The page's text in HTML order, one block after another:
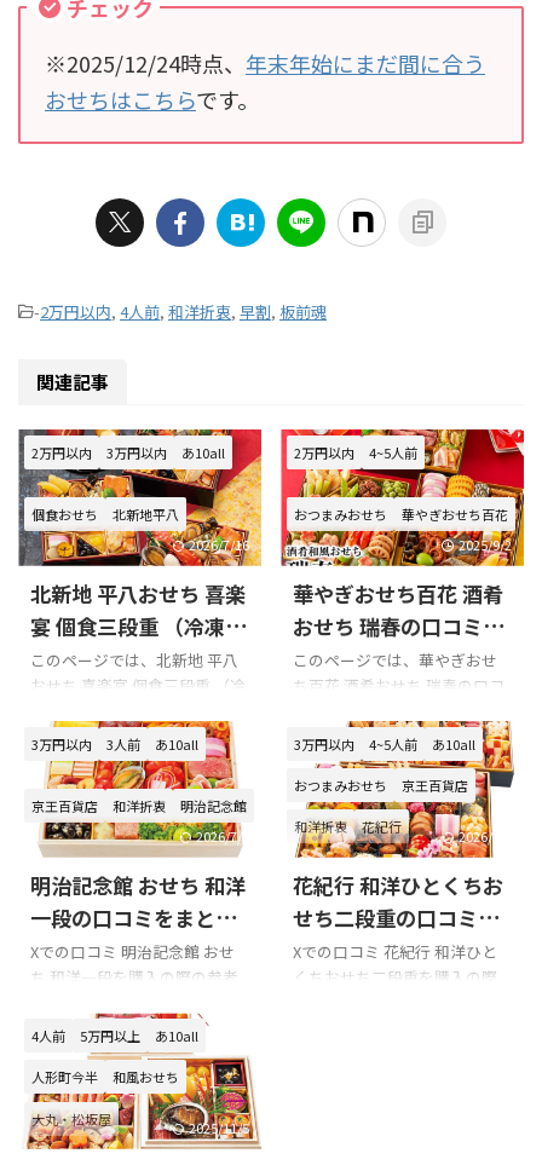
チェック
※2025/12/24時点、 年末年始にまだ間に合う
おせちはこちらです。
-2万円以内, 4人前, 和洋折衷, 早割, 板前魂
関連記事
2万円以内 3万円以内 あ10all
個食おせち
北新地平八
2026/7/16
北新地 平八おせち 喜楽
宴 個食三段重 （冷凍）
の口コミをまとめてみ
ました!!!
このページでは、北新地 平八
おせち 喜楽宴 個食三段重 （冷
での口コミ 北新地 平八おせち
喜楽宴 個食三段重 （冷凍）を
購入の際の参考に是非どうぞ!!!
北新地 平八おせち 喜楽宴 個食
三段重 （冷凍）のXでの口コミ
口コミのまとめ お正月に後悔
しないためにも、購入前には
楽天等の口コミを必ずチェッ
は北新地 平八おせち 喜楽宴 個
2万円以内 4~5人前
おつまみおせち
華やぎおせち百花
2025/9/2
華やぎおせち百花 酒肴
おせち 瑞春の口コミを
まとめてみました!!!
このページでは、華やぎおせ
ち百花 酒肴おせち 瑞春の口コ
悪い口コミ 良い口コミ 華やぎ
おせち百花 酒肴おせち 瑞春を
購入の際の参考に是非どうぞ!!!
華やぎおせち百花 酒肴おせち
瑞春のXでの口コミ 華やぎおせ
ち百花 酒肴おせち 瑞春の悪い
口コミ 華やぎおせち百花 酒肴
おせち 瑞春の良い口コミ 華や
の総合評価 華やぎおせち百花
3万円以内 3人前 あ10all
京王百貨店 和洋折衷
明治記念館
2026/7/7
明治記念館 おせち 和洋
一段の口コミをまとめ
てみました!!!
Xでの口コミ 明治記念館 おせ
ち 和洋一段を購入の際の参考
せち 和洋一段のXでの口コミ
新年明けましておめでとうご
ざいます
☀
2022年もよろ
しくお願いいたします。今年は
明治記念館のおせち。綺麗で
した。
3万円以内 4~5人前 あ10all
おつまみおせち 京王百貨店
和洋折衷 花紀行 2026/7/7
花紀行 和洋ひとくちお
せち二段重の口コミを
まとめてみました!!!
Xでの口コミ 花紀行 和洋ひと
くちおせち二段重を購入の際
4人前 5万円以上 あ10all
人形町今半 和風おせち
大丸・松坂屋 2025/11/5